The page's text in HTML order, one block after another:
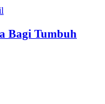
Bagi Tumbuh